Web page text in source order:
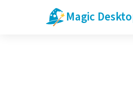
Magic